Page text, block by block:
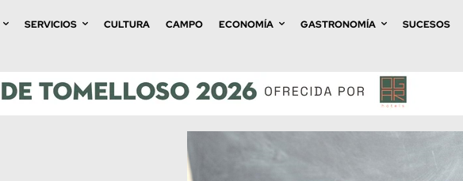
SERVICIOS CULTURA CAMPO ECONOMÍA GASTRONOMÍA SUCESOS